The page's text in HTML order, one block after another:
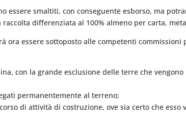
smaltiti, con conseguente esborso, ma
differenziata al 100% almeno per carta,
essere sottoposto alle competenti
con la grande esclusione delle terre che
permanentemente al terreno;
di attività di costruzione, ove sia certo che